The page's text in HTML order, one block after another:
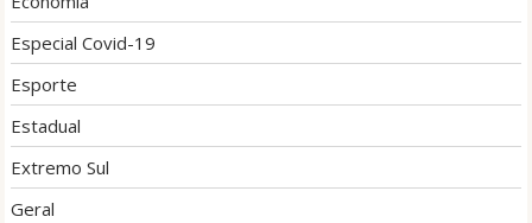
Especial Covid-19
Esporte
Estadual
Extremo Sul
Geral